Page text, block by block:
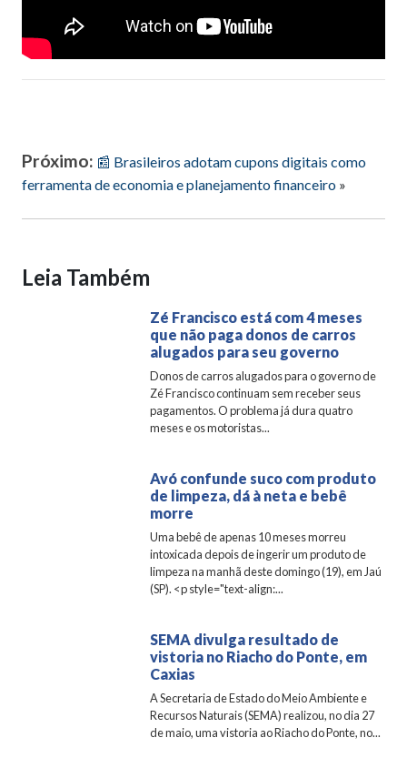
Próximo: 📰 Brasileiros adotam cupons digitais como
ferramenta de economia e planejamento financeiro »
Leia Também
Zé Francisco está com 4 meses
que não paga donos de carros
alugados para seu governo
Donos de carros alugados para o governo de
Zé Francisco continuam sem receber seus
pagamentos. O problema já dura quatro
meses e os motoristas...
Avó confunde suco com produto
de limpeza, dá à neta e bebê
morre
Uma bebê de apenas 10 meses morreu
intoxicada depois de ingerir um produto de
limpeza na manhã deste domingo (19), em Jaú
(SP). <p style="text-align:...
SEMA divulga resultado de
vistoria no Riacho do Ponte, em
Caxias
A Secretaria de Estado do Meio Ambiente e
Recursos Naturais (SEMA) realizou, no dia 27
de maio, uma vistoria ao Riacho do Ponte, no...